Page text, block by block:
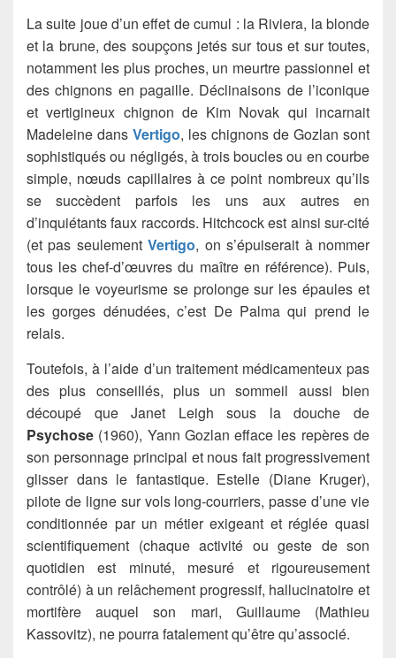
La suite joue d’un effet de cumul : la Riviera, la blonde
et la brune, des soupçons jetés sur tous et sur toutes,
notamment les plus proches, un meurtre passionnel et
des chignons en pagaille. Déclinaisons de l’iconique
et vertigineux chignon de Kim Novak qui incarnait
Madeleine dans Vertigo, les chignons de Gozlan sont
sophistiqués ou négligés, à trois boucles ou en courbe
simple, nœuds capillaires à ce point nombreux qu’ils
se succèdent parfois les uns aux autres en
d’inquiétants faux raccords. Hitchcock est ainsi sur-cité
(et pas seulementVertigo, on s’épuiserait à nommer
tous les chef-d’œuvres du maître en référence). Puis,
lorsque le voyeurisme se prolonge sur les épaules et
les gorges dénudées, c’est De Palma qui prend le
relais.
Toutefois, à l’aide d’un traitement médicamenteux pas
des plus conseillés, plus un sommeil aussi bien
découpé que Janet Leigh sous la douche de
Psychose (1960), Yann Gozlan efface les repères de
son personnage principal et nous fait progressivement
glisser dans le fantastique. Estelle (Diane Kruger),
pilote de ligne sur vols long-courriers, passe d’une vie
conditionnée par un métier exigeant et réglée quasi
scientifiquement (chaque activité ou geste de son
quotidien est minuté, mesuré et rigoureusement
contrôlé) à un relâchement progressif, hallucinatoire et
mortifère auquel son mari, Guillaume (Mathieu
Kassovitz), ne pourra fatalement qu’être qu’associé.